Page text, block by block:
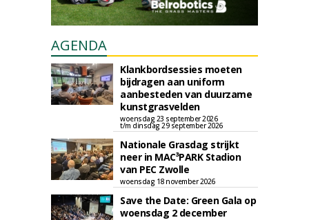
AGENDA
Klankbordsessies moeten
bijdragen aan uniform
aanbesteden van duurzame
kunstgrasvelden
woensdag 23 september 2026
t/m dinsdag 29 september 2026
Nationale Grasdag strijkt
neer in MAC³PARK Stadion
van PEC Zwolle
woensdag 18 november 2026
Save the Date: Green Gala op
woensdag 2 december